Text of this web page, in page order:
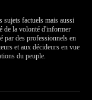
sujets factuels mais aussi
de la volonté d'informer
par des professionnels en
et aux décideurs en vue
du peuple.